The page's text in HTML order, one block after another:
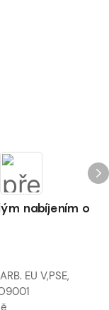
nabíjením o
EU V,PSE,